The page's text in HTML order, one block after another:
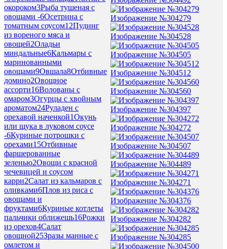
окороком3Рыба тушеная с
овощами -6Осетрина с
томатным соусом12Пудинг
из вореного мяса и
овощей2Оладьи
миндальные6Кальмары с
маринованными
овощами9Овшала8Отбивные
домино2Овощное
ассорти16Волованы с
омаром3Огурцы с хвойным
ароматом24Руладен с
орехавой наченкой1Окунь
или щука в луковом соусе
-6Куриные потрошки с
орехами15Отбивные
фаршерованные
зеленью2Овощи с красной
чечевицей и соусом
карри2Салат из кальмаров с
оливками6Плов из риса с
овощами и
фруктами6Куриные котлеты
пальчики оближешь16Рожки
из орехов4Салат
овощной25Зразы манные с
омлетом и
Изображение №304279
Изображение №304528
Изображение №304505
Изображение №304512
Изображение №304560
Изображение №304397
Изображение №304272
Изображение №304507
Изображение №304489
Изображение №304271
Изображение №304376
Изображение №304282
Изображение №304285